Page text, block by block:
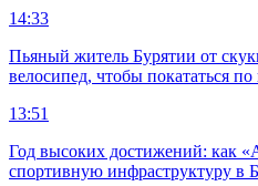
14:33
Пьяный житель Бурятии от
велосипед, чтобы покататься по
13:51
Год высоких достижений: как
спортивную инфраструктуру в